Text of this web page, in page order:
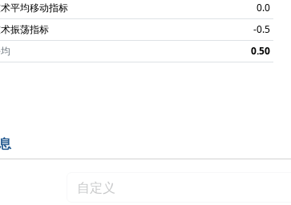
平均移动指标
0.0
振荡指标
-0.5
0.50